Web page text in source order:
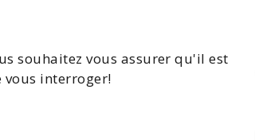
souhaitez vous assurer qu'il est
vous interroger!